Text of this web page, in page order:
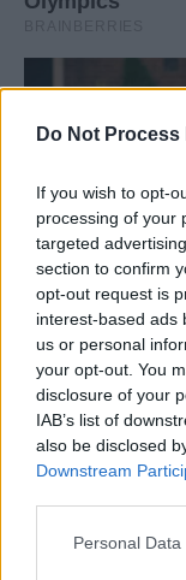
Do Not
If you wish to opt-
processing of your
targeted
section to confirm
opt-out request is
interest-based ads
us or personal
your opt-out. You
disclosure of your
IAB’s list of
also be disclosed
Downstream
Personal